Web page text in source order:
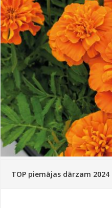
Dezinfekcija,
Dažādi(75)
Palīglīdzekļi augu
Ievešanas atļaujas 2025
Visas datu drošības lapas
vienuviet
Klientu Diena
Novatec - izcils mēslošanai
sezonas otrajā pusē!
Piedāvājums ābeļdārziem
TOP piemājas dārzam 2024